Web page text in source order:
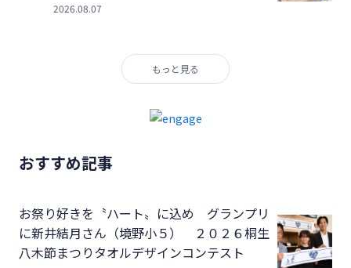
2026.08.07
もっと見る
おすすめ記事
お祭り好きを〝ハート〟に込め グランプリ
に新井結月さん（境野小５） ２０２６桐生
八木節まつりタオルデザインコンテスト